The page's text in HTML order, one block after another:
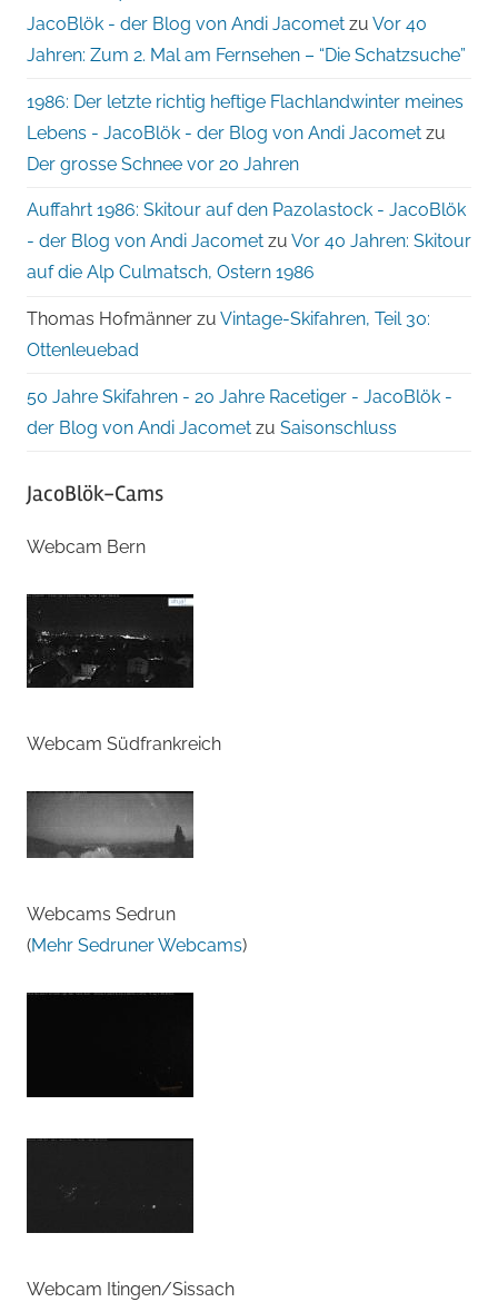
JacoBlök - der Blog von Andi Jacomet zu Vor 40
Jahren: Zum 2. Mal am Fernsehen – “Die Schatzsuche”
1986: Der letzte richtig heftige Flachlandwinter meines
Lebens - JacoBlök - der Blog von Andi Jacomet zu
Der grosse Schnee vor 20 Jahren
Auffahrt 1986: Skitour auf den Pazolastock - JacoBlök
- der Blog von Andi Jacomet zu Vor 40 Jahren: Skitour
auf die Alp Culmatsch, Ostern 1986
Thomas Hofmänner zu Vintage-Skifahren, Teil 30:
Ottenleuebad
50 Jahre Skifahren - 20 Jahre Racetiger - JacoBlök -
der Blog von Andi Jacomet zu Saisonschluss
JacoBlök-Cams
Webcam Bern
Webcam Südfrankreich
Webcams Sedrun
(Mehr Sedruner Webcams)
Webcam Itingen/Sissach